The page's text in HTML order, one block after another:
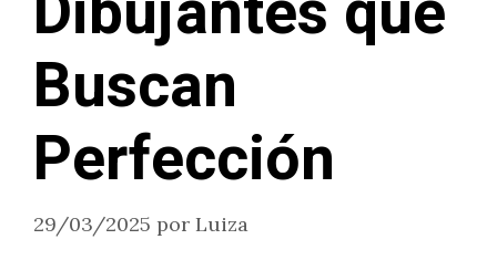
Buscan
Perfección
29/03/2025 por Luiza